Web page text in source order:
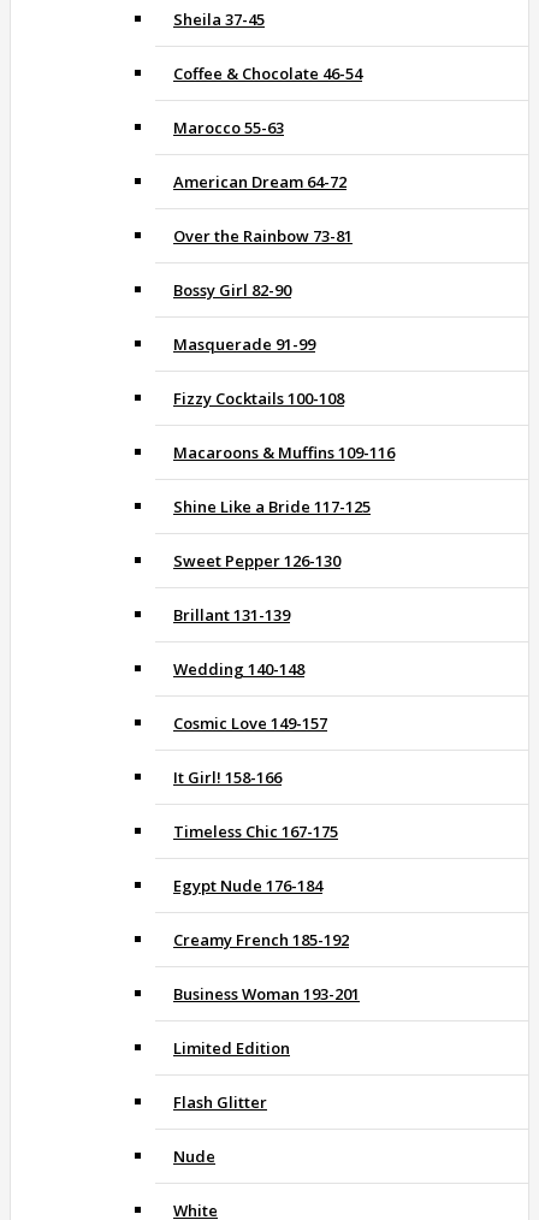
Sheila 37-45
Coffee & Chocolate 46-54
Marocco 55-63
American Dream 64-72
Over the Rainbow 73-81
Bossy Girl 82-90
Masquerade 91-99
Fizzy Cocktails 100-108
Macaroons & Muffins 109-116
Shine Like a Bride 117-125
Sweet Pepper 126-130
Brillant 131-139
Wedding 140-148
Cosmic Love 149-157
It Girl! 158-166
Timeless Chic 167-175
Egypt Nude 176-184
Creamy French 185-192
Business Woman 193-201
Limited Edition
Flash Glitter
Nude
White